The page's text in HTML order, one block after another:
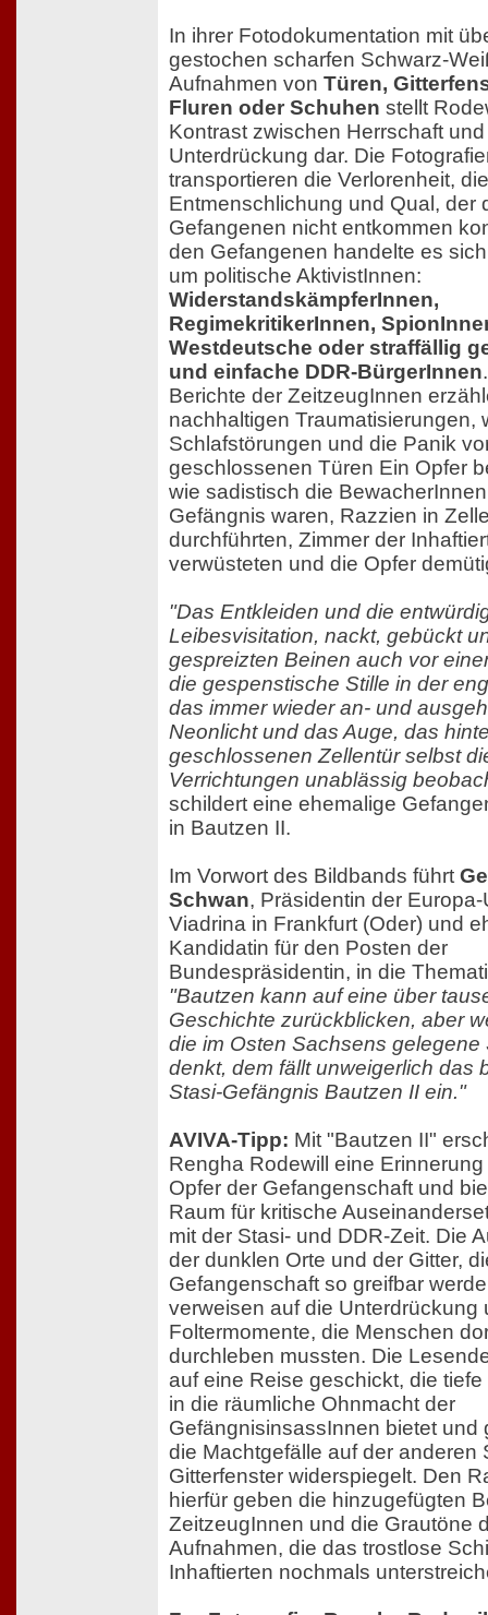
In ihrer Fotodokumentation mit
gestochen scharfen Schwarz-
Aufnahmen von Türen,
Fluren oder Schuhen stellt
Kontrast zwischen Herrschaft und
Unterdrückung dar. Die
transportieren die Verlorenheit, die
Entmenschlichung und Qual, der
Gefangenen nicht entkommen
den Gefangenen handelte es
um politische AktivistInnen:
WiderstandskämpferInnen,
RegimekritikerInnen,
Westdeutsche oder straffällig
und einfache DDR-BürgerInnen
Berichte der ZeitzeugInnen
nachhaltigen Traumatisierungen,
Schlafstörungen und die Panik
geschlossenen Türen Ein Opfer
wie sadistisch die
Gefängnis waren, Razzien in
durchführten, Zimmer der
verwüsteten und die Opfer
"Das Entkleiden und die
Leibesvisitation, nackt, gebückt
gespreizten Beinen auch vor
die gespenstische Stille in der
das immer wieder an- und
Neonlicht und das Auge, das
geschlossenen Zellentür selbst
Verrichtungen unablässig
schildert eine ehemalige
in Bautzen II.
Im Vorwort des Bildbands führt
Schwan, Präsidentin der
Viadrina in Frankfurt (Oder) und
Kandidatin für den Posten der
Bundespräsidentin, in die
"Bautzen kann auf eine über
Geschichte zurückblicken, aber
die im Osten Sachsens gelegene
denkt, dem fällt unweigerlich das
Stasi-Gefängnis Bautzen II ein."
AVIVA-Tipp: Mit "Bautzen II"
Rengha Rodewill eine Erinnerung
Opfer der Gefangenschaft und
Raum für kritische
mit der Stasi- und DDR-Zeit. Die
der dunklen Orte und der Gitter,
Gefangenschaft so greifbar
verweisen auf die Unterdrückung
Foltermomente, die Menschen
durchleben mussten. Die
auf eine Reise geschickt, die
in die räumliche Ohnmacht der
GefängnisinsassInnen bietet und
die Machtgefälle auf der anderen
Gitterfenster widerspiegelt. Den
hierfür geben die hinzugefügten
ZeitzeugInnen und die Grautöne
Aufnahmen, die das trostlose
Inhaftierten nochmals